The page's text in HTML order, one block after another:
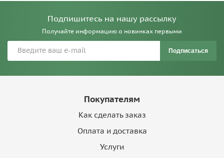
Подпишитесь на нашу рассылку
Получайте информацию о новинках первыми
Подписаться
Покупателям
Как сделать заказ
Оплата и доставка
Услуги